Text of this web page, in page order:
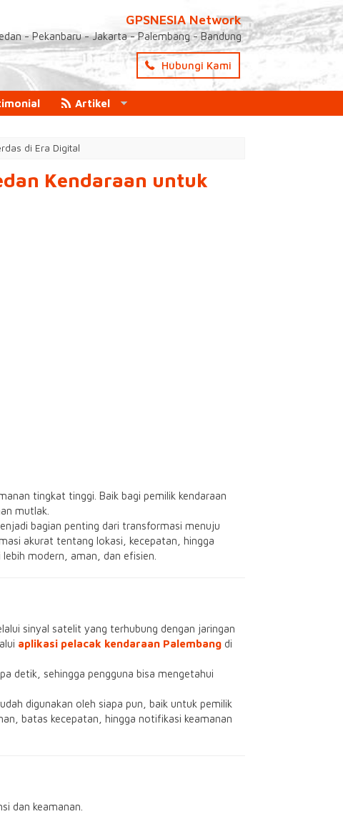
GPSNESIA Network
- Pekanbaru - Jakarta - Palembang - Bandung
Hubungi Kami
Artikel
di Era Digital
Kendaraan untuk
tingkat tinggi. Baik bagi pemilik kendaraan
mutlak.
bagian penting dari transformasi menuju
akurat tentang lokasi, kecepatan, hingga
modern, aman, dan efisien.
sinyal satelit yang terhubung dengan jaringan
aplikasi pelacak kendaraan Palembang di
detik, sehingga pengguna bisa mengetahui
digunakan oleh siapa pun, baik untuk pemilik
batas kecepatan, hingga notifikasi keamanan
dan keamanan.